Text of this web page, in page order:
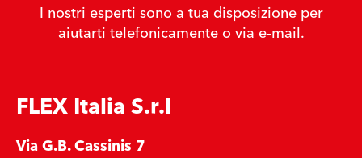
I nostri esperti sono a tua disposizione per
aiutarti telefonicamente o via e-mail.
FLEX Italia S.r.l
Via G.B. Cassinis 7